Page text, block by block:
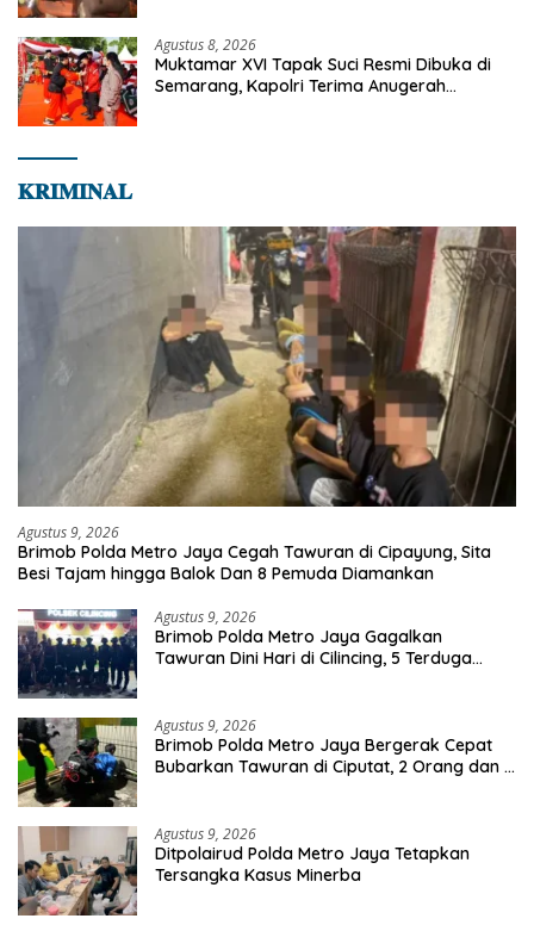
Agustus 8, 2026
Muktamar XVI Tapak Suci Resmi Dibuka di
Semarang, Kapolri Terima Anugerah
𝐊𝐑𝐈𝐌𝐈𝐍𝐀𝐋
Agustus 9, 2026
Brimob Polda Metro Jaya Cegah Tawuran di Cipayung, Sita
Besi Tajam hingga Balok Dan 8 Pemuda Diamankan
Agustus 9, 2026
Brimob Polda Metro Jaya Gagalkan
Tawuran Dini Hari di Cilincing, 5 Terduga
Agustus 9, 2026
Brimob Polda Metro Jaya Bergerak Cepat
Bubarkan Tawuran di Ciputat, 2 Orang dan 3
Agustus 9, 2026
Ditpolairud Polda Metro Jaya Tetapkan
Tersangka Kasus Minerba